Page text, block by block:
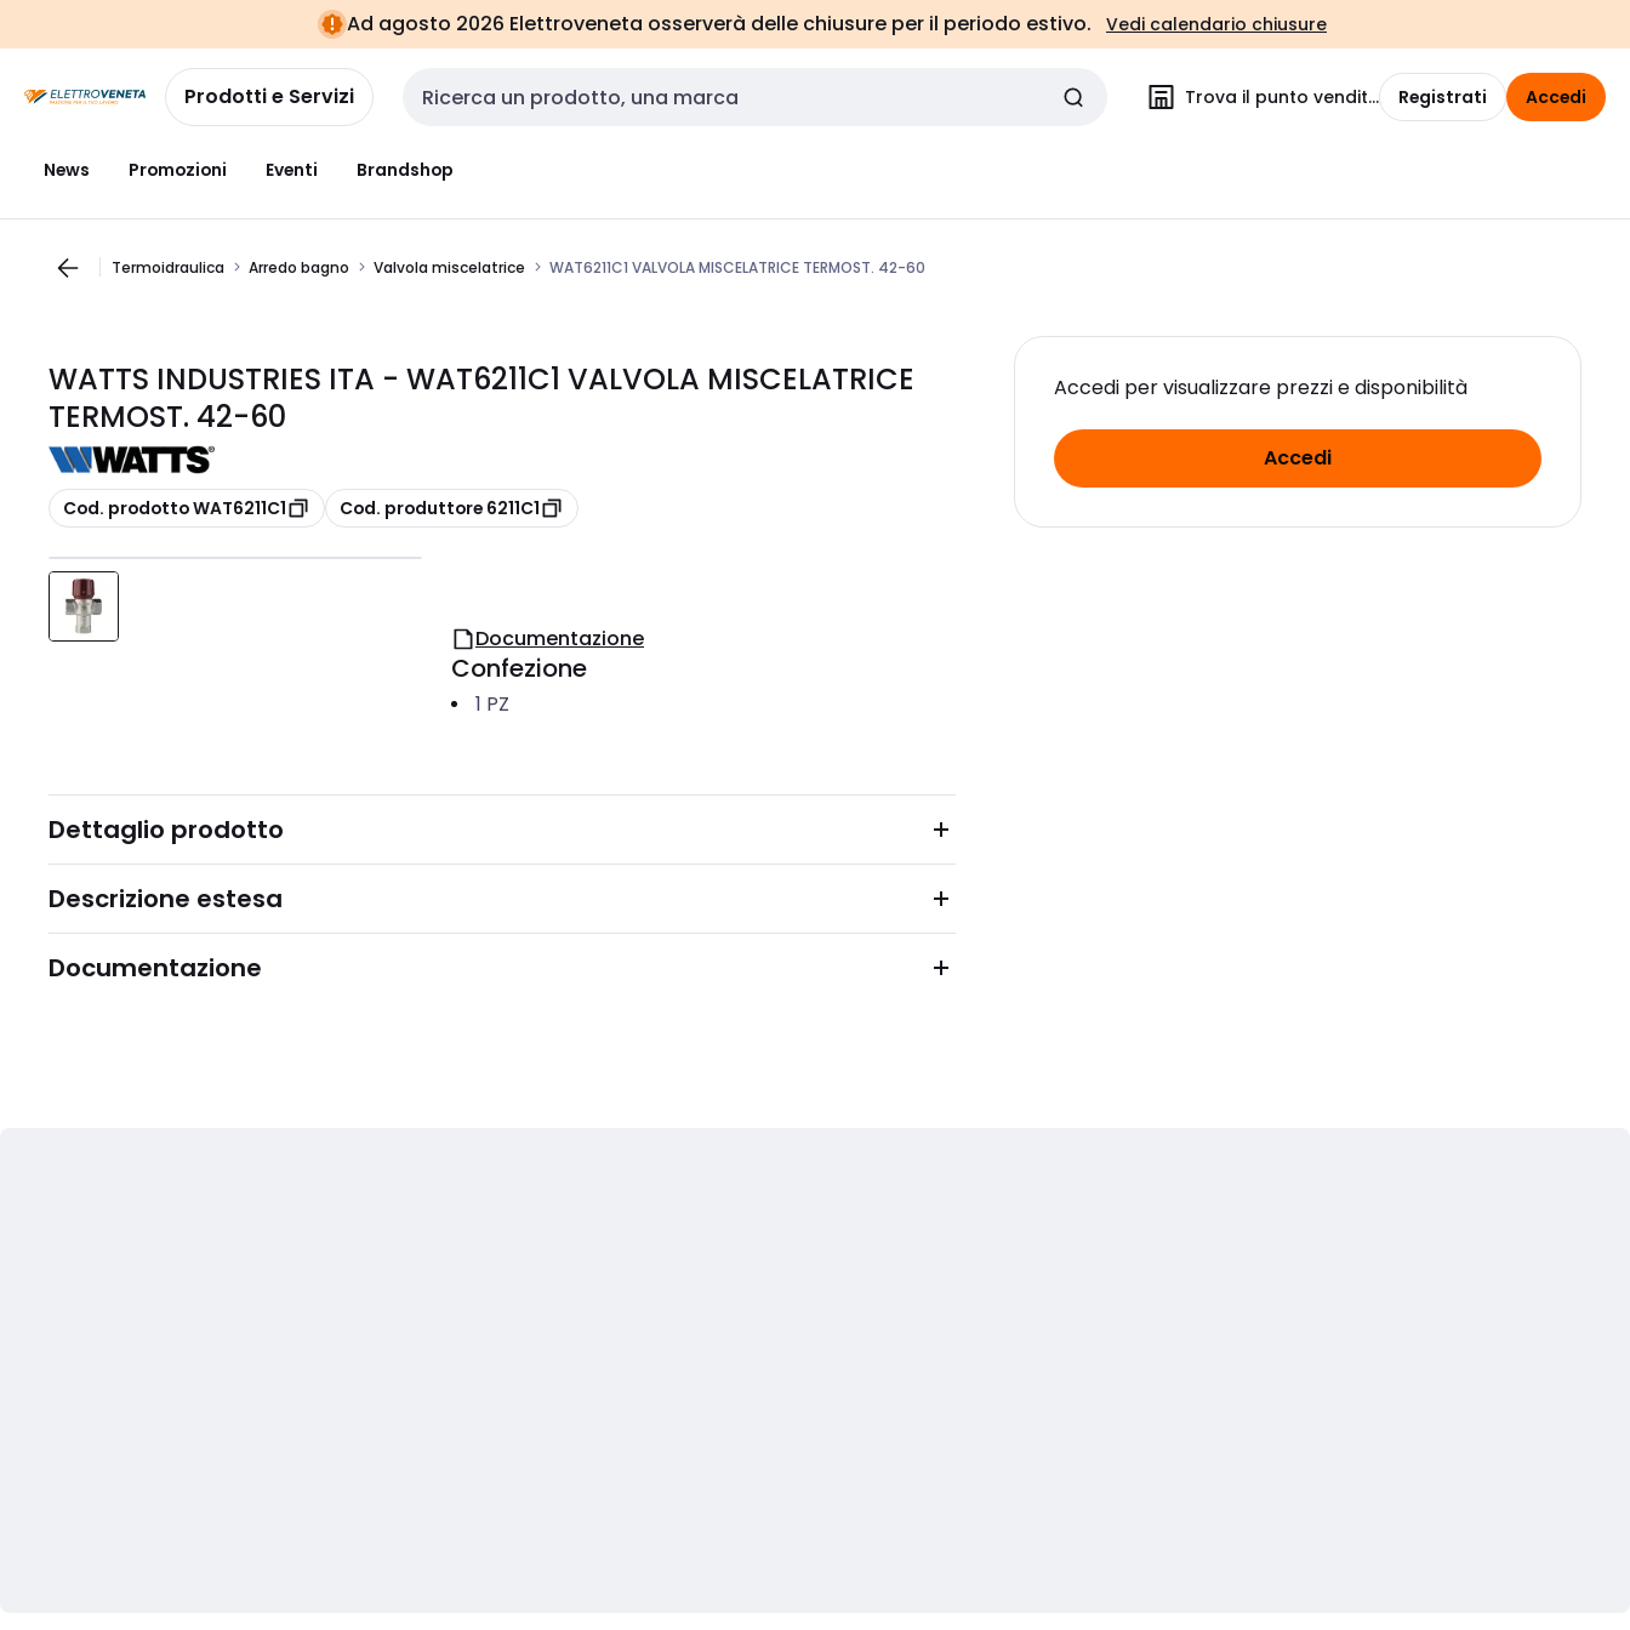
navigazionealla
pagina
Ad agosto 2026 Elettroveneta osserverà delle chiusure per il periodo estivo. Vedi calendario chiusure
Prodotti e Servizi Cerca input Trova il punto vendita Registrati Accedi
News Promozioni Eventi Brandshop
Termoidraulica Arredo bagno Valvola miscelatrice WAT6211C1 VALVOLA MISCELATRICE TERMOST. 42-60
WATTS INDUSTRIES ITA - WAT6211C1 VALVOLA MISCELATRICE
TERMOST. 42-60
copia
Cod. prodotto WAT6211C1 copia
Cod. produttore 6211C1
Accedi per visualizzare prezzi e disponibilità
Accedi
Documentazione
Confezione
1 PZ
Dettaglio prodotto
Descrizione estesa
Documentazione